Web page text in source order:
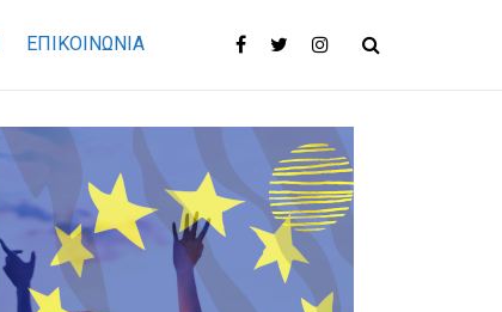
ΕΠΙΚΟΙΝΩΝΊΑ